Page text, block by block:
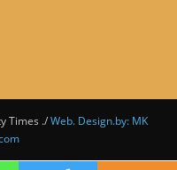
Times ./Web. Design.by: MK